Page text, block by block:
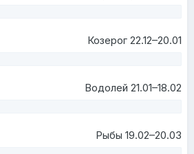
Козерог 22.12–20.01
Водолей 21.01–18.02
Рыбы 19.02–20.03